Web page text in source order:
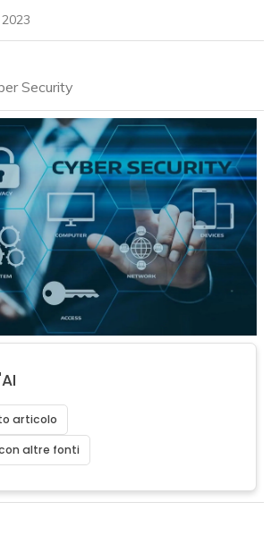
Security
articolo
altre fonti